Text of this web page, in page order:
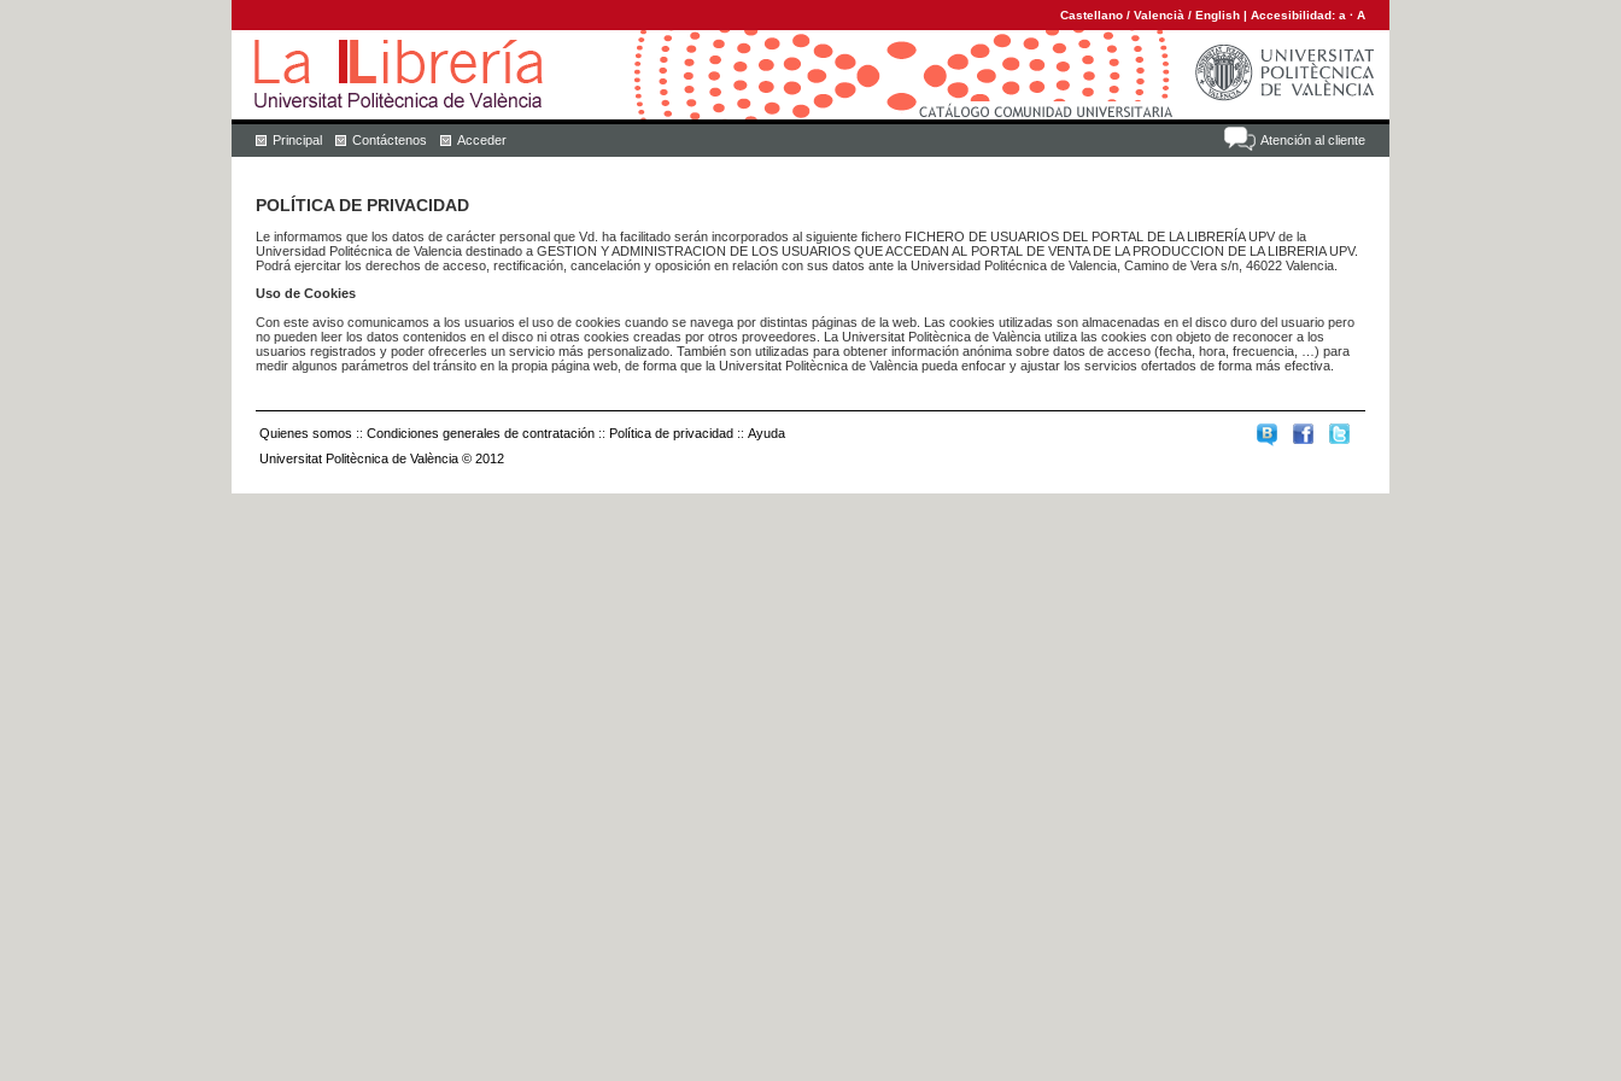
Castellano / Valencià / English | Accesibilidad: a · A
Atención al cliente
Principal Contáctenos Acceder
POLÍTICA DE PRIVACIDAD
Le informamos que los datos de carácter personal que Vd. ha facilitado serán incorporados al siguiente fichero FICHERO DE USUARIOS DEL PORTAL DE LA LIBRERÍA UPV de la
Universidad Politécnica de Valencia destinado a GESTION Y ADMINISTRACION DE LOS USUARIOS QUE ACCEDAN AL PORTAL DE VENTA DE LA PRODUCCION DE LA LIBRERIA UPV.
Podrá ejercitar los derechos de acceso, rectificación, cancelación y oposición en relación con sus datos ante la Universidad Politécnica de Valencia, Camino de Vera s/n, 46022 Valencia.
Uso de Cookies
Con este aviso comunicamos a los usuarios el uso de cookies cuando se navega por distintas páginas de la web. Las cookies utilizadas son almacenadas en el disco duro del usuario pero
no pueden leer los datos contenidos en el disco ni otras cookies creadas por otros proveedores. La Universitat Politècnica de València utiliza las cookies con objeto de reconocer a los
usuarios registrados y poder ofrecerles un servicio más personalizado. También son utilizadas para obtener información anónima sobre datos de acceso (fecha, hora, frecuencia, …) para
medir algunos parámetros del tránsito en la propia página web, de forma que la Universitat Politècnica de València pueda enfocar y ajustar los servicios ofertados de forma más efectiva.
Quienes somos :: Condiciones generales de contratación :: Política de privacidad :: Ayuda
Universitat Politècnica de València © 2012